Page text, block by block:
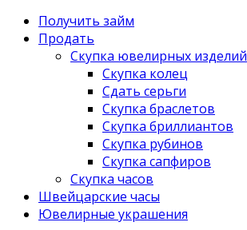
Получить займ
Продать
Скупка ювелирных изделий
Скупка колец
Сдать серьги
Скупка браслетов
Скупка бриллиантов
Скупка рубинов
Скупка сапфиров
Скупка часов
Швейцарские часы
Ювелирные украшения